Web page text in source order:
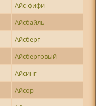
Айс-фифи
Айсбайль
Айсберг
Айсберговый
Айсинг
Айсор